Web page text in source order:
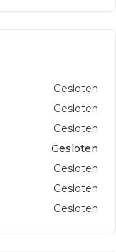
Gesloten
Gesloten
Gesloten
Gesloten
Gesloten
Gesloten
Gesloten